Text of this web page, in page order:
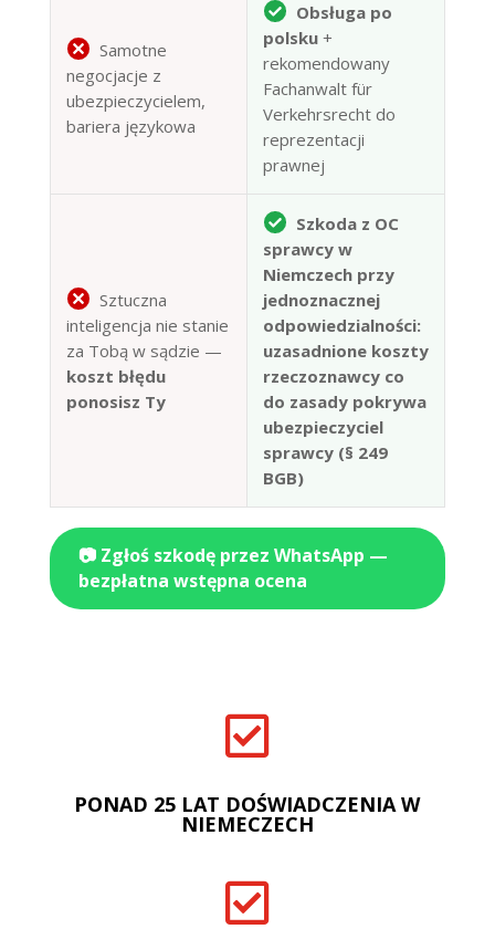
Samotne
negocjacje z
ubezpieczycielem,
bariera językowa
Obsługa po
polsku+
rekomendowany
Fachanwalt für
Verkehrsrecht do
reprezentacji
prawnej
Sztuczna
inteligencja nie stanie
za Tobą w sądzie —
koszt błędu
ponosisz Ty
Szkoda z OC
sprawcy w
Niemczech przy
jednoznacznej
odpowiedzialności:
uzasadnione koszty
rzeczoznawcy co
do zasady pokrywa
ubezpieczyciel
sprawcy (§ 249
BGB)
📷 Zgłoś szkodę przez WhatsApp —
bezpłatna wstępna ocena

PONAD 25 LAT DOŚWIADCZENIA W
NIEMECZECH
